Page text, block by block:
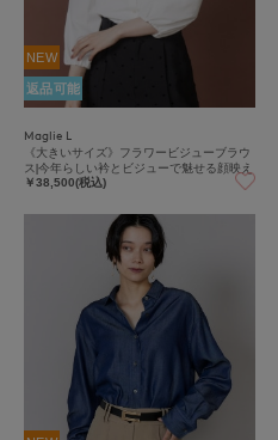
NEW
返品可能
Maglie L
《大きいサイズ》フラワービジューブラウ
ス|今年らしい衿とビジューで魅せる顔映え
￥38,500(税込)